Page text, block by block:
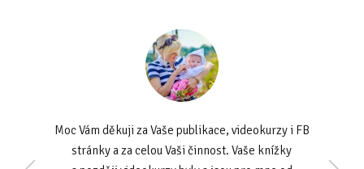
Moc Vám děkuji za Vaše publikace, videokurzy i FB
stránky a za celou Vaši činnost. Vaše knížky